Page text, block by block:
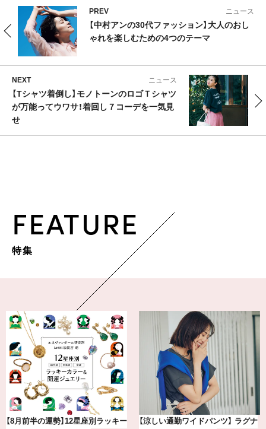
PREV ニュース
【中村アンの30代ファッション】大人のおし
ゃれを楽しむための4つのテーマ
NEXT ニュース
【Tシャツ着倒し】モノトーンのロゴＴシャツ
が万能ってウワサ！着回し７コーデを一気見
せ
FEATURE
特集
【8月前半の運勢】12星座別ラッキー
【涼しい通勤ワイドパンツ】 ラグナ